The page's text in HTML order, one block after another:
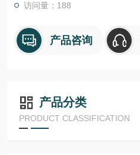
访问量：188
产品咨询
产品分类
PRODUCT CLASSIFICATION